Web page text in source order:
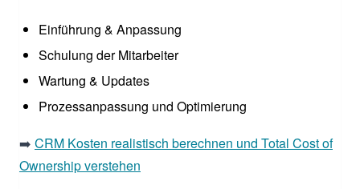
Einführung & Anpassung
Schulung der Mitarbeiter
Wartung & Updates
Prozessanpassung und Optimierung
➡️ CRM Kosten realistisch berechnen und Total Cost of
Ownership verstehen